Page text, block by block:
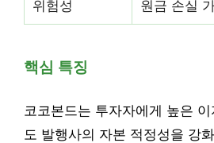
위험성 원금 손실
핵심 특징
코코본드는 투자자에게 높은
도 발행사의 자본 적정성을 강